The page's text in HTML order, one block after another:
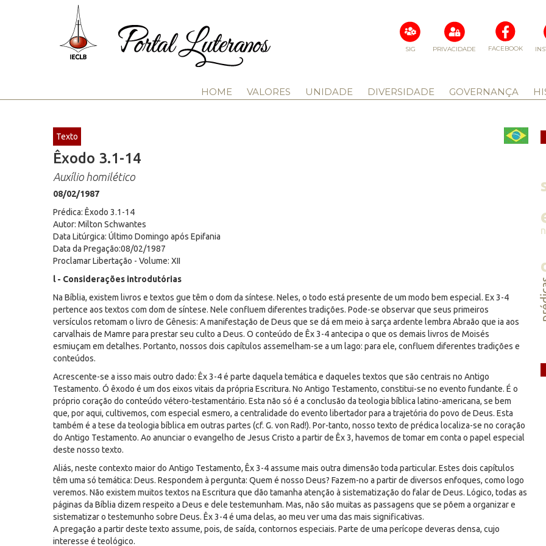
FACEBOOK
PRIVACIDADE
SIG
HOME VALORES UNIDADE DIVERSIDADE GOVERNANÇA
Texto
Êxodo 3.1-14
Auxílio homilético
08/02/1987
Prédica: Êxodo 3.1-14
Autor: Milton Schwantes
Data Litúrgica: Último Domingo após Epifania
Data da Pregação:08/02/1987
Proclamar Libertação - Volume: XII
l - Considerações introdutórias
Na Bíblia, existem livros e textos gue têm o dom da síntese. Neles, o todo está presente de um modo bem especial. Ex 3-4
pertence aos textos com dom de síntese. Nele confluem diferentes tradições. Pode-se observar que seus primeiros
versículos retomam o livro de Gênesis: A manifestação de Deus que se dá em meio à sarça ardente lembra Abraão que ia aos
carvalhais de Mamre para prestar seu culto a Deus. O conteúdo de Êx 3-4 antecipa o que os demais livros de Moisés
esmiuçam em detalhes. Portanto, nossos dois capítulos assemelham-se a um lago: para ele, confluem diferentes tradições e
conteúdos.
Acrescente-se a isso mais outro dado: Êx 3-4 é parte daquela temática e daqueles textos que são centrais no Antigo
Testamento. Ó êxodo é um dos eixos vitais da própria Escritura. No Antigo Testamento, constitui-se no evento fundante. É o
próprio coração do conteúdo vétero-testamentário. Esta não só é a conclusão da teologia bíblica latino-americana, se bem
que, por aqui, cultivemos, com especial esmero, a centralidade do evento libertador para a trajetória do povo de Deus. Esta
também é a tese da teologia bíblica em outras partes (cf. G. von Rad!). Por-tanto, nosso texto de prédica localiza-se no coração
do Antigo Testamento. Ao anunciar o evangelho de Jesus Cristo a partir de Êx 3, havemos de tomar em conta o papel especial
deste nosso texto.
Aliás, neste contexto maior do Antigo Testamento, Êx 3-4 assume mais outra dimensão toda particular. Estes dois capítulos
têm uma só temática: Deus. Respondem à pergunta: Quem é nosso Deus? Fazem-no a partir de diversos enfoques, como logo
veremos. Não existem muitos textos na Escritura que dão tamanha atenção à sistematização do falar de Deus. Lógico, todas as
páginas da Bíblia dizem respeito a Deus e dele testemunham. Mas, não são muitas as passagens que se põem a organizar e
sistematizar o testemunho sobre Deus. Êx 3-4 é uma delas, ao meu ver uma das mais significativas.
A pregação a partir deste texto assume, pois, de saída, contornos especiais. Parte de uma perícope deveras densa, cujo
interesse é teológico.